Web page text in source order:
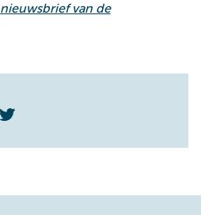
nieuwsbrief van de